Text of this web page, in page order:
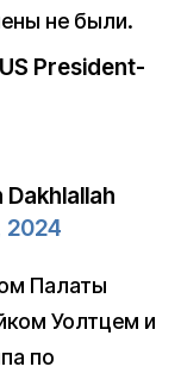
не были.
President-
2024
Палаты
Уолтцем и
по